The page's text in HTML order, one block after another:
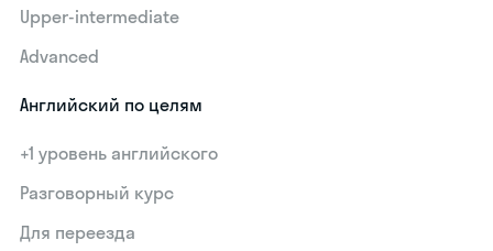
Upper-intermediate
Advanced
Английский по целям
+1 уровень английского
Разговорный курс
Для переезда